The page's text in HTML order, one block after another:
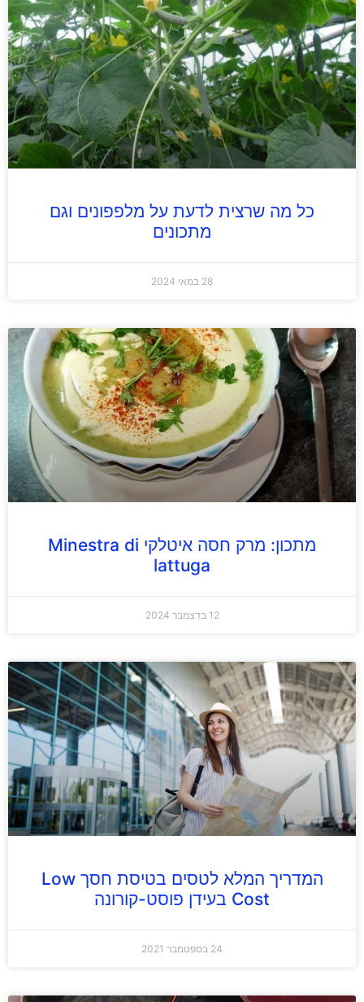
כל מה שרצית לדעת על מלפפונים וגם
מתכונים
28 במאי 2024
מתכון: מרק חסה איטלקי Minestra di
lattuga
12 בדצמבר 2024
המדריך המלא לטסים בטיסת חסך Low
Cost בעידן פוסט-קורונה
24 בספטמבר 2021